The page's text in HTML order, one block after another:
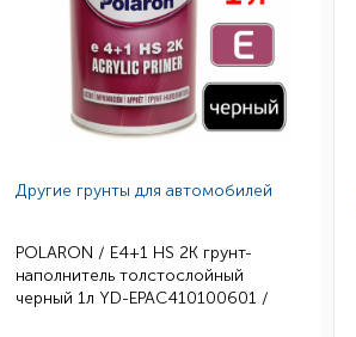
Другие грунты для автомобилей
POLARON / E4+1 HS 2K грунт-
наполнитель толстослойный
черный 1л YD-EPAC410100601 /